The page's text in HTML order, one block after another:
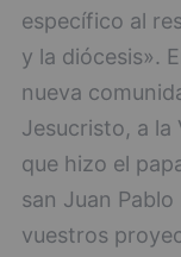
específico al
y la diócesis».
nueva
Jesucristo, a la
que hizo el
san Juan
vuestros